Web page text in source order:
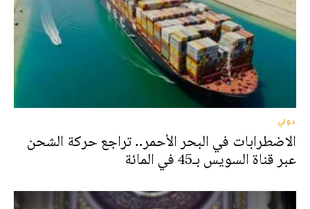
دولي
الاضطرابات في البحر الأحمر.. تراجع حركة الشحن
عبر قناة السويس بـ45 في المائة